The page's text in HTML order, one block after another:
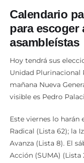
Calendario
para escoger
asambleístas
Hoy tendrá sus
Unidad Plurinacional
mañana Nueva
visible es Pedro
Este viernes lo
Radical (Lista 62); la
Avanza (Lista 8). El
Acción (SUMA) (Lista